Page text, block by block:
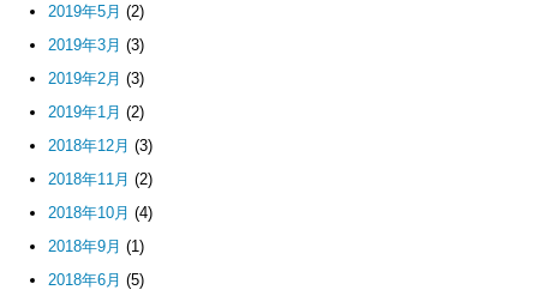
2019年5月 (2)
2019年3月 (3)
2019年2月 (3)
2019年1月 (2)
2018年12月 (3)
2018年11月 (2)
2018年10月 (4)
2018年9月 (1)
2018年6月 (5)